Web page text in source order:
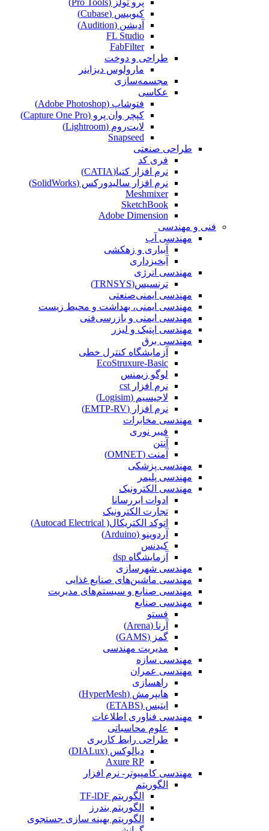
کیوبیس (Cubase‎)
آدیشن (Audition)
FL Studio
FabFilter
طراحی و دوخت
مارولوس دیزاینر
مجسمه‌سازی‌
عکاسی
فتوشاپ (Adobe Photoshop)
کپچر وان پرو (Capture One Pro)
لایت‌روم (Lightroom)
Snapseed
طراحی صنعتی
فری کد
نرم افزار کتیا(CATIA)
نرم افزار سالیدورکس (SolidWorks)
Meshmixer
SketchBook
Adobe Dimension
فنی و مهندسی
مهندسی آب
آبیاری و زهکشی
آبخیزداری
مهندسی انرژی
ترنسیس(TRNSYS)
مهندسی ایمنی‌صنعتی
مهندسی ایمنی، بهداشت و محیط زیست
مهندسی ایمنی‌ و‌ بازرسی‌فنی
مهندسی اپتیک و لیزر
مهندسی برق
آزمایشگاه کنترل خطی
EcoStruxure-Basic
لوگو زیمنس
نرم افزار cst
لاجیسیم (Logisim)
نرم افزار (EMTP-RV)
مهندسی مخابرات
فیبر نوری
آنتن
آمنت (OMNET)
مهندسی پزشکی
مهندسی پلیمر
مهندسی الکترونیک
ادوات ابررسانا
تجارت الکترونیک
اتوکد الکتریکال( Autocad Electrical)
آردوینو (Arduino)
کیدنس
آزمایشگاه dsp
مهندسی شهرسازی
مهندسی ماشین‌های صنایع غذایی
مهندسی صنایع و سیستم‌های مدیریت
مهندسی صنایع
فستو
آرنا (Arena)
گمز (GAMS)
مدیریت مهندسی
مهندسی سازه
مهندسی عمران‌
راهسازی
هایپرمش (HyperMesh)
ایتبس (ETABS)
مهندسی فناوری اطلاعات
علوم محاسباتی
طراحی رابط کاربری
دیالوکس (DIALux)
Axure RP
مهندسی کامپیوتر- نرم افزار
الگوریتم
الگوریتم TF-lDF
الگوریتم بندرز
الگوریتم بهینه سازی جستجوی